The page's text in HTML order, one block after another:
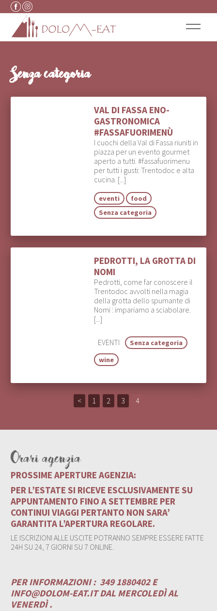
Vai al contenuto
Senza categoria
VAL DI FASSA ENO-
GASTRONOMICA
#FASSAFUORIMENÙ
I cuochi della Val di Fassa riuniti in
piazza per un evento gourmet
aperto a tutti. #fassafuorimenu
per tutti i gusti: Trentodoc e alta
cucina. [...]
eventi
food
Senza categoria
PEDROTTI, LA GROTTA DI
NOMI
Pedrotti, come far conoscere il
Trentodoc avvolti nella magia
della grotta dello spumante di
Nomi : impariamo a sciabolare.
[...]
EVENTI
Senza categoria
wine
< 1 2 3 4
Orari agenzia
PROSSIME APERTURE AGENZIA:
PER L’ESTATE SI RICEVE ESCLUSIVAMENTE SU
APPUNTAMENTO FINO A SETTEMBRE PER
CONTINUI VIAGGI PERTANTO NON SARA’
GARANTITA L’APERTURA REGOLARE.
LE ISCRIZIONI ALLE USCITE POTRANNO SEMPRE ESSERE FATTE
24H SU 24, 7 GIORNI SU 7 ONLINE.
PER INFORMAZIONI : 349 1880402 E
INFO@DOLOM-EAT.ITDAL MERCOLEDÌ AL
VENERDÌ .